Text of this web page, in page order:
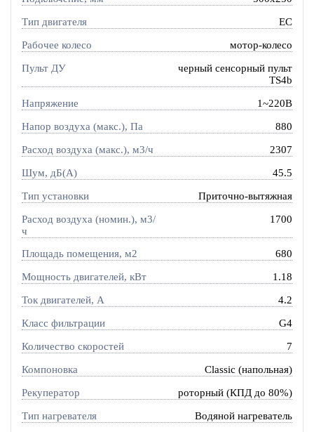
Тип двигателя EC
Рабочее колесо мотор-колесо
Пульт ДУ
черный сенсорный пульт
TS4b
Напряжение 1~220В
Напор воздуха (макс.), Па 880
Расход воздуха (макс.), м3/ч 2307
Шум, дБ(А) 45.5
Тип установки Приточно-вытяжная
Расход воздуха (номин.), м3/
ч
1700
Площадь помещения, м2 680
Мощность двигателей, кВт 1.18
Ток двигателей, А 4.2
Класс фильтрации G4
Количество скоростей 7
Компоновка Classic (напольная)
Рекуператор роторный (КПД до 80%)
Тип нагревателя Водяной нагреватель